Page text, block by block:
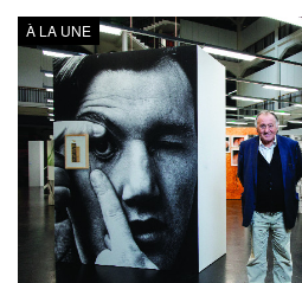
À LA UNE